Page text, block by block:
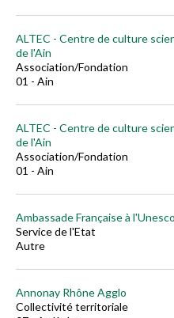
ALTEC - Centre de culture
de l'Ain
Association/Fondation
01 - Ain
ALTEC - Centre de culture
de l'Ain
Association/Fondation
01 - Ain
Ambassade Française à l'Unesco
Service de l'Etat
Autre
Annonay Rhône Agglo
Collectivité territoriale